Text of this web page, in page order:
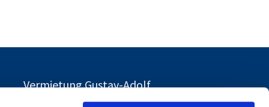
Vermietung Gustav-Adolf